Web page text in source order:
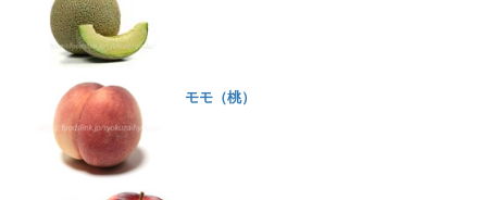
モモ（桃）